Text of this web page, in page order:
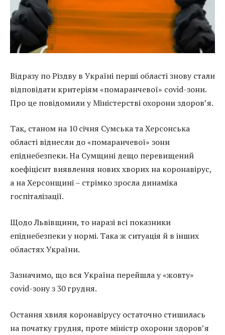
Відразу по Різдву в Україні перші області знову стали
відповідати критеріям «помаранчевої» covid-зони.
Про це повідомили у Міністерстві охорони здоров’я.
Так, станом на 10 січня Сумська та Херсонська
області віднесли до «помаранчевої» зони
епіднебезпеки. На Сумщині дещо перевищений
коефіцієнт виявлення нових хворих на коронавірус,
а на Херсонщині – стрімко зросла динаміка
госпіталізації.
Щодо Львівщини, то наразі всі показники
епіднебезпеки у нормі. Така ж ситуація й в інших
областях України.
Зазначимо, що вся Україна перейшла у «жовту»
covid-зону з 30 грудня.
Остання хвиля коронавірусу остаточно стишилась
на початку грудня, проте міністр охорони здоров’я